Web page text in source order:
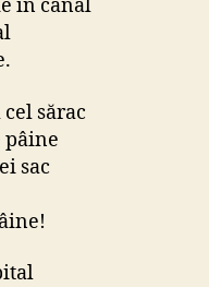
în canal
sărac
pâine
sac